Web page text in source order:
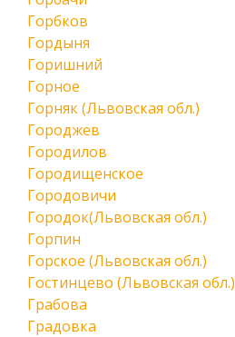
Горбков
Гордыня
Горишний
Горное
Горняк (Львовская обл.)
Городжев
Городилов
Городищенское
Городовичи
Городок(Львовская обл.)
Горпин
Горское (Львовская обл.)
Гостинцево (Львовская обл.)
Грабова
Градовка